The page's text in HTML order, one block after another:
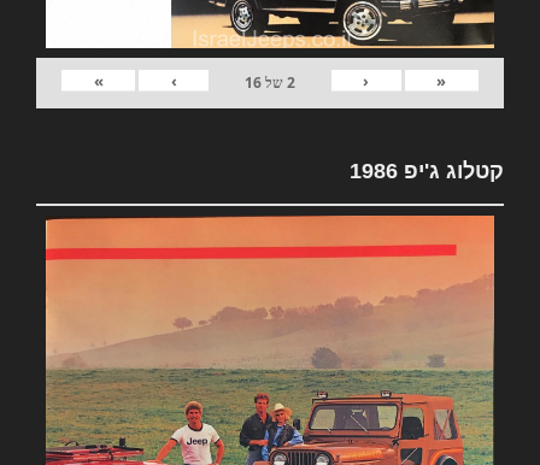
«
‹
2של16
›
»
קטלוג ג'יפ 1986